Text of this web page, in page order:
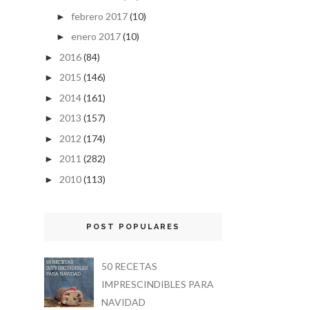
► febrero 2017(10)
► enero 2017(10)
► 2016(84)
► 2015 (146)
► 2014(161)
► 2013 (157)
► 2012 (174)
► 2011 (282)
► 2010(113)
POST POPULARES
50 RECETAS
IMPRESCINDIBLES PARA
NAVIDAD